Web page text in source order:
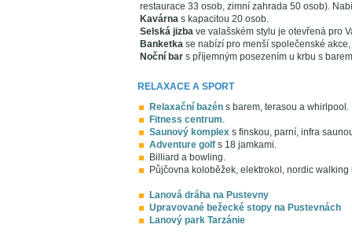
restaurace 33 osob, zimní zahrada 50 osob).
Kavárna s kapacitou 20 osob.
Selská jizba ve valašském stylu je otevřená pro
Banketka se nabízí pro menší společenské
Noční bar s příjemným posezením u krbu s
RELAXACE A SPORT
Relaxační bazén s barem, terasou a whirlpool.
Fitness centrum.
Saunový komplex s finskou, parní, infra
Adventure golf s 18 jamkami.
Billiard a bowling.
Půjčovna koloběžek, elektrokol, nordic walking
Lanová dráha na Pustevny
Upravované bežecké stopy na Pustevnách
Lanový park Tarzánie